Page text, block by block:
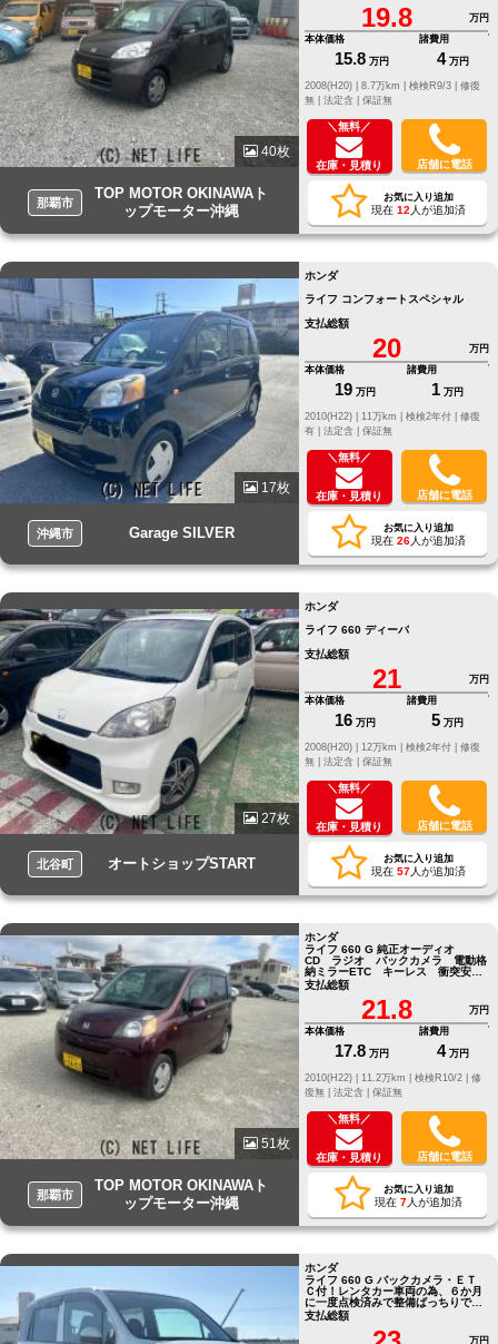
40枚
那覇市
TOP MOTOR OKINAWAト
ップモーター沖縄
19.8
万円
本体価格
15.8 万円
諸費用
4 万円
修復
無 | 法定含 | 保証無
＼無料／
在庫・見積り 店舗に電話
お気に入り追加
現在 12 人が追加済
17枚
沖縄市 Garage SILVER
ホンダ
ライフ コンフォートスペシャル
支払総額
20
万円
本体価格
19 万円
諸費用
1 万円
修復
有 | 法定含 | 保証無
＼無料／
在庫・見積り 店舗に電話
お気に入り追加
現在 26人が追加済
27枚
北谷町 オートショップSTART
ホンダ
ライフ 660 ディーバ
支払総額
21
万円
本体価格
16 万円
諸費用
5 万円
修復
無 | 法定含 | 保証無
＼無料／
在庫・見積り 店舗に電話
お気に入り追加
現在 57人が追加済
51枚
那覇市
TOP MOTOR OKINAWAト
ップモーター沖縄
ホンダ
ライフ 660 G 純正オーディオ
CD ラジオ バックカメラ 電動格
納ミラーETC キーレス 衝突安全
ボディ
支払総額
21.8
万円
本体価格
17.8 万円
諸費用
4 万円
修
復無 | 法定含 | 保証無
＼無料／
在庫・見積り 店舗に電話
お気に入り追加
現在 7人が追加済
ホンダ
ライフ 660 G バックカメラ・ＥＴ
Ｃ付！レンタカー車両の為、６か月
に一度点検済みで整備ばっちりで
す！
支払総額
万円